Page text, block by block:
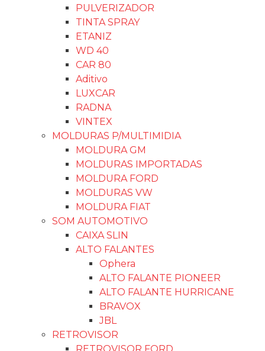
PULVERIZADOR
TINTA SPRAY
ETANIZ
WD 40
CAR 80
Aditivo
LUXCAR
RADNA
VINTEX
MOLDURAS P/MULTIMIDIA
MOLDURA GM
MOLDURAS IMPORTADAS
MOLDURA FORD
MOLDURAS VW
MOLDURA FIAT
SOM AUTOMOTIVO
CAIXA SLIN
ALTO FALANTES
Ophera
ALTO FALANTE PIONEER
ALTO FALANTE HURRICANE
BRAVOX
JBL
RETROVISOR